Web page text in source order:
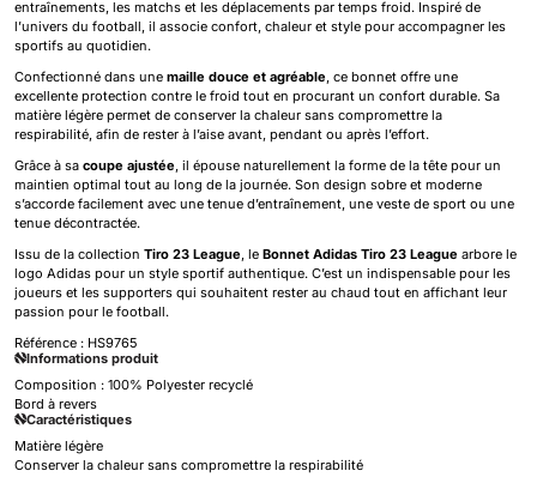
entraînements, les matchs et les déplacements par temps froid. Inspiré de
l’univers du football, il associe confort, chaleur et style pour accompagner les
sportifs au quotidien.
Confectionné dans une maille douce et agréable, ce bonnet offre une
excellente protection contre le froid tout en procurant un confort durable. Sa
matière légère permet de conserver la chaleur sans compromettre la
respirabilité, afin de rester à l’aise avant, pendant ou après l’effort.
Grâce à sa coupe ajustée, il épouse naturellement la forme de la tête pour un
maintien optimal tout au long de la journée. Son design sobre et moderne
s’accorde facilement avec une tenue d’entraînement, une veste de sport ou une
tenue décontractée.
Issu de la collection Tiro 23 League, le Bonnet Adidas Tiro 23 League arbore le
logo Adidas pour un style sportif authentique. C’est un indispensable pour les
joueurs et les supporters qui souhaitent rester au chaud tout en affichant leur
passion pour le football.
Référence : HS9765
Informations produit
Composition : 100% Polyester recyclé
Bord à revers
Caractéristiques
Matière légère
Conserver la chaleur sans compromettre la respirabilité